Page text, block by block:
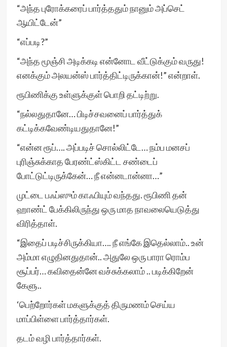
“அந்த புரோக்கரைப் பார்த்ததும் நானும் அப்செட்
ஆயிட்டேன்”
“எப்படி?”
“அந்த மூஞ்சி அடிக்கடி என்னோட வீட்டுக்கும் வருது!
எனக்கும் அலயன்ஸ் பார்த்திட்டிருக்கான்!” என்றாள்.
ரூபிணிக்கு உள்ளுக்குள் பொறி தட்டிற்று.
“நல்லதுதானே… பிடிச்சவனைப் பார்த்துக்
கட்டிக்கவேண்டியதுதானே!”
“என்ன ரூப்…. அப்படிச் சொல்லிட்டே… நம்ப மனசப்
புரிஞ்சுக்காத பேரண்ட்ஸ்கிட்ட சண்டைப்
போட்டுட்டிருக்கேன்… நீ என்னடான்னா…”
முட்டை பஃப்ஸும் காஃபியும் வந்தது. ரூபிணி தன்
ஹாண்ட் பேக்கிலிருந்து ஒரு மாத நாவலையெடுத்து
விரித்தாள்.
“இதைப் படிச்சிருக்கியா…. நீ எங்கே இதெல்லாம்.. உன்
அம்மா எழுதினதுதான்.. அதுலே ஒரு பாரா ரொம்ப
சூப்பர்… கவிதைன்னே வச்சுக்கலாம் .. படிக்கிறேன்
கேளு..
‘பெற்றோர்கள் மகளுக்குத் திருமணம் செய்ய
மாப்பிள்ளை பார்த்தார்கள்.
தடம் வழி பார்த்தார்கள்.